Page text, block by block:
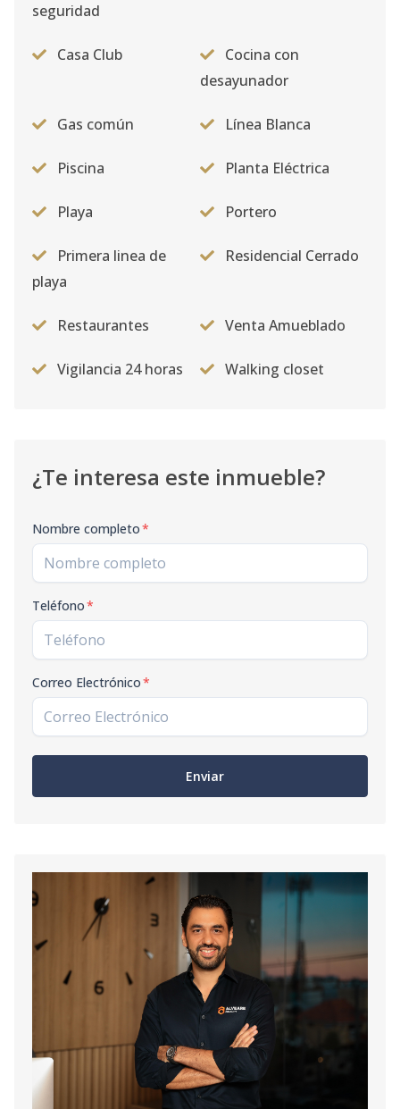
seguridad
Casa Club
Cocina con
desayunador
Gas común Línea Blanca
Piscina Planta Eléctrica
Playa Portero
Primera linea de
playa
Residencial Cerrado
Restaurantes Venta Amueblado
Vigilancia 24 horas Walking closet
¿Te interesa este inmueble?
Nombre completo*
Teléfono*
Correo Electrónico*
Enviar